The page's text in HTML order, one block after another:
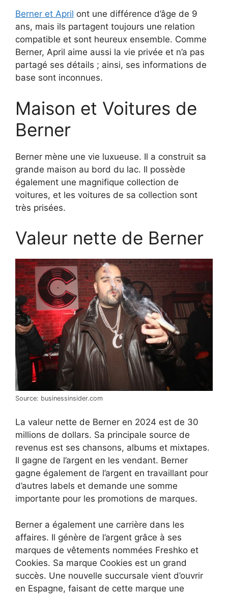
Berner et April ont une différence d’âge de 9
ans, mais ils partagent toujours une relation
compatible et sont heureux ensemble. Comme
Berner, April aime aussi la vie privée et n’a pas
partagé ses détails ; ainsi, ses informations de
base sont inconnues.
Maison et Voitures de
Berner
Berner mène une vie luxueuse. Il a construit sa
grande maison au bord du lac. Il possède
également une magnifique collection de
voitures, et les voitures de sa collection sont
très prisées.
Valeur nette de Berner
Source: businessinsider.com
La valeur nette de Berner en 2024 est de 30
millions de dollars. Sa principale source de
revenus est ses chansons, albums et mixtapes.
Il gagne de l’argent en les vendant. Berner
gagne également de l’argent en travaillant pour
d’autres labels et demande une somme
importante pour les promotions de marques.
Berner a également une carrière dans les
affaires. Il génère de l’argent grâce à ses
marques de vêtements nommées Freshko et
Cookies. Sa marque Cookies est un grand
succès. Une nouvelle succursale vient d’ouvrir
en Espagne, faisant de cette marque une